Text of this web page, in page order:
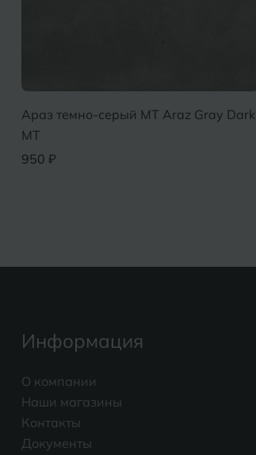
Араз темно-серый MT Araz Gray Dark
MT
950 ₽
Информация
О компании
Наши магазины
Контакты
Документы